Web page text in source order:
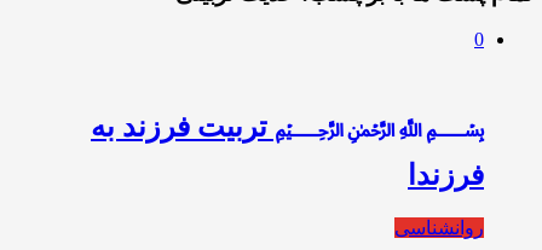
0
﷽ تربیت فرزند به
فرزندا
روانشناسی